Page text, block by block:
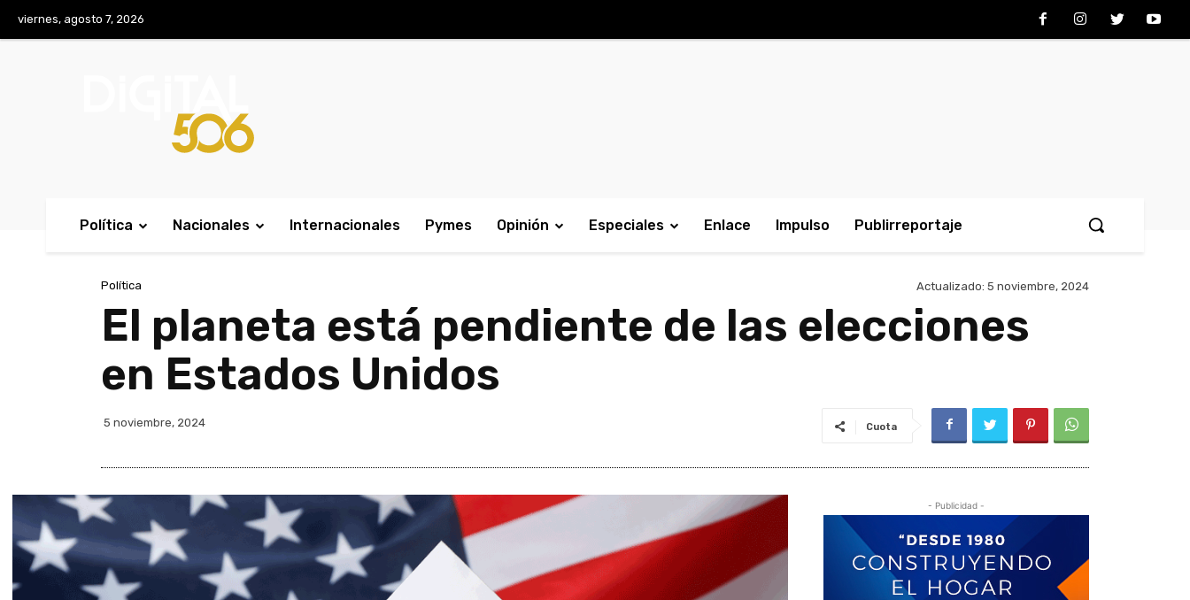
viernes, agosto 7, 2026
Política Nacionales Internacionales Pymes Opinión Especiales Enlace Impulso Publirreportaje
Política Actualizado: 5 noviembre, 2024
El planeta está pendiente de las elecciones
en Estados Unidos
5 noviembre, 2024 Cuota
- Publicidad -